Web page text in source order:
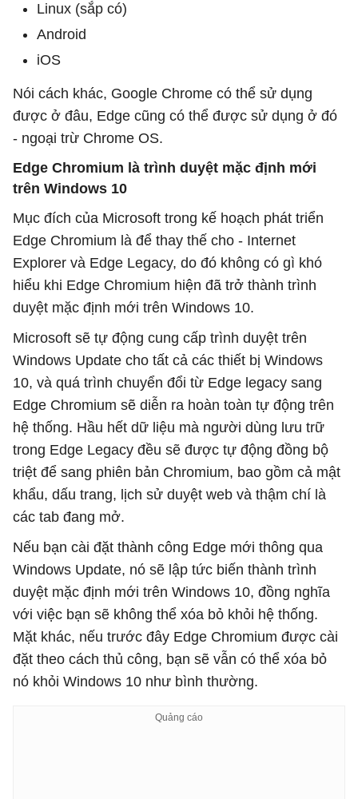
Linux (sắp có)
Android
iOS
Nói cách khác, Google Chrome có thể sử dụng
được ở đâu, Edge cũng có thể được sử dụng ở đó
- ngoại trừ Chrome OS.
Edge Chromium là trình duyệt mặc định mới
trên Windows 10
Mục đích của Microsoft trong kế hoạch phát triển
Edge Chromium là để thay thế cho - Internet
Explorer và Edge Legacy, do đó không có gì khó
hiểu khi Edge Chromium hiện đã trở thành trình
duyệt mặc định mới trên Windows 10.
Microsoft sẽ tự động cung cấp trình duyệt trên
Windows Update cho tất cả các thiết bị Windows
10, và quá trình chuyển đổi từ Edge legacy sang
Edge Chromium sẽ diễn ra hoàn toàn tự động trên
hệ thống. Hầu hết dữ liệu mà người dùng lưu trữ
trong Edge Legacy đều sẽ được tự động đồng bộ
triệt để sang phiên bản Chromium, bao gồm cả mật
khẩu, dấu trang, lịch sử duyệt web và thậm chí là
các tab đang mở.
Nếu bạn cài đặt thành công Edge mới thông qua
Windows Update, nó sẽ lập tức biến thành trình
duyệt mặc định mới trên Windows 10, đồng nghĩa
với việc bạn sẽ không thể xóa bỏ khỏi hệ thống.
Mặt khác, nếu trước đây Edge Chromium được cài
đặt theo cách thủ công, bạn sẽ vẫn có thể xóa bỏ
nó khỏi Windows 10 như bình thường.